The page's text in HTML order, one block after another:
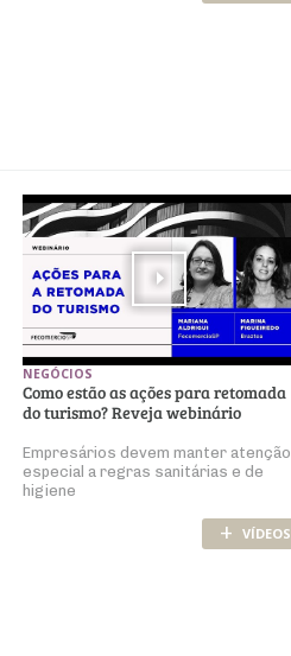
NEGÓCIOS
Como estão as ações para retomada
do turismo? Reveja webinário
Empresários devem manter atenção
especial a regras sanitárias e de
higiene
+ VÍDEOS